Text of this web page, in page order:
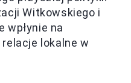
Witkowskiego i
wpłynie na
relacje lokalne w